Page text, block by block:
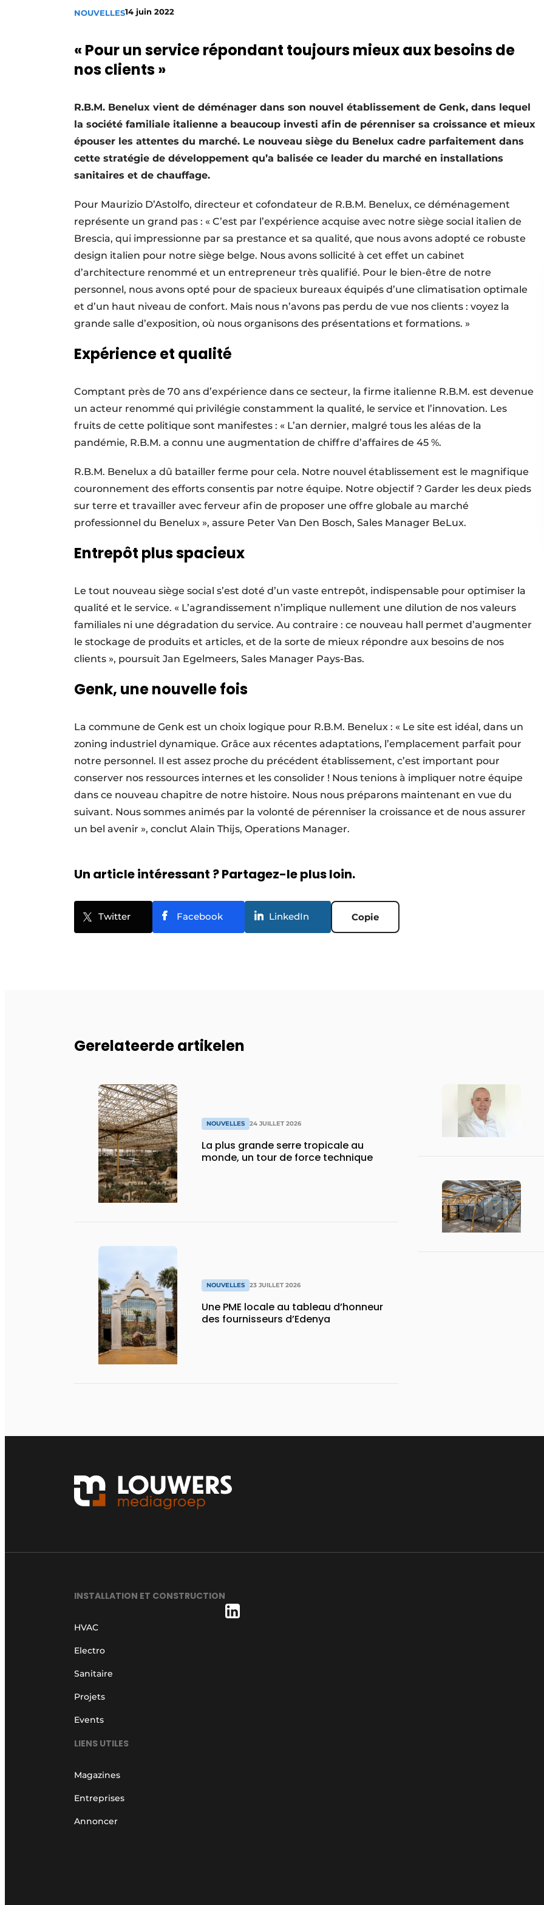
S’inscrire à l’événement
Termes et conditions
Video’s
NOUVELLES14 juin 2022
« Pour un service répondant toujours mieux aux besoins de
nos clients »
R.B.M. Benelux vient de déménager dans son nouvel établissement de Genk, dans lequel
la société familiale italienne a beaucoup investi afin de pérenniser sa croissance et mieux
épouser les attentes du marché. Le nouveau siège du Benelux cadre parfaitement dans
cette stratégie de développement qu’a balisée ce leader du marché en installations
sanitaires et de chauffage.
Pour Maurizio D’Astolfo, directeur et cofondateur de R.B.M. Benelux, ce déménagement
représente un grand pas : « C’est par l’expérience acquise avec notre siège social italien de
Brescia, qui impressionne par sa prestance et sa qualité, que nous avons adopté ce robuste
design italien pour notre siège belge. Nous avons sollicité à cet effet un cabinet
d’architecture renommé et un entrepreneur très qualifié. Pour le bien-être de notre
personnel, nous avons opté pour de spacieux bureaux équipés d’une climatisation optimale
et d’un haut niveau de confort. Mais nous n’avons pas perdu de vue nos clients : voyez la
grande salle d’exposition, où nous organisons des présentations et formations. »
Expérience et qualité
Comptant près de 70 ans d’expérience dans ce secteur, la firme italienne R.B.M. est devenue
un acteur renommé qui privilégie constamment la qualité, le service et l’innovation. Les
fruits de cette politique sont manifestes : « L’an dernier, malgré tous les aléas de la
pandémie, R.B.M. a connu une augmentation de chiffre d’affaires de 45 %.
R.B.M. Benelux a dû batailler ferme pour cela. Notre nouvel établissement est le magnifique
couronnement des efforts consentis par notre équipe. Notre objectif ? Garder les deux pieds
sur terre et travailler avec ferveur afin de proposer une offre globale au marché
professionnel du Benelux », assure Peter Van Den Bosch, Sales Manager BeLux.
Entrepôt plus spacieux
Le tout nouveau siège social s’est doté d’un vaste entrepôt, indispensable pour optimiser la
qualité et le service. « L’agrandissement n’implique nullement une dilution de nos valeurs
familiales ni une dégradation du service. Au contraire : ce nouveau hall permet d’augmenter
le stockage de produits et articles, et de la sorte de mieux répondre aux besoins de nos
clients », poursuit Jan Egelmeers, Sales Manager Pays-Bas.
Genk, une nouvelle fois
La commune de Genk est un choix logique pour R.B.M. Benelux : « Le site est idéal, dans un
zoning industriel dynamique. Grâce aux récentes adaptations, l’emplacement parfait pour
notre personnel. Il est assez proche du précédent établissement, c’est important pour
conserver nos ressources internes et les consolider ! Nous tenions à impliquer notre équipe
dans ce nouveau chapitre de notre histoire. Nous nous préparons maintenant en vue du
suivant. Nous sommes animés par la volonté de pérenniser la croissance et de nous assurer
un bel avenir », conclut Alain Thijs, Operations Manager.
Un article intéressant ? Partagez-le plus loin.
Twitter Facebook LinkedIn Copie
Gerelateerde artikelen
NOUVELLES 24 JUILLET 2026
La plus grande serre tropicale au
monde, un tour de force technique
NOUVELLES 23 JUILLET 2026
Une PME locale au tableau d’honneur
des fournisseurs d’Edenya
INSTALLATION ET CONSTRUCTION
HVAC
Electro
Sanitaire
Projets
Events
LIENS UTILES
Magazines
Entreprises
Annoncer